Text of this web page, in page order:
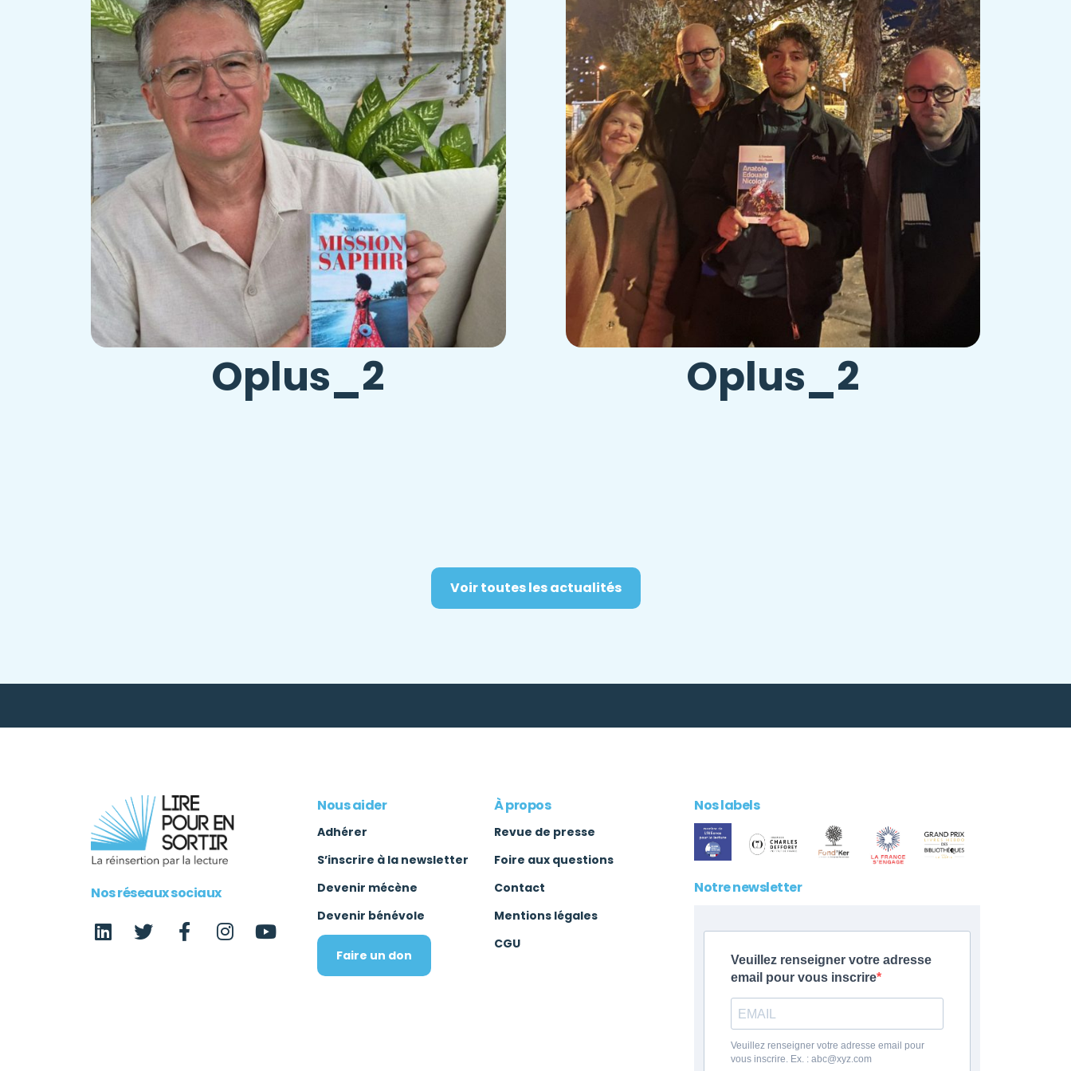
Oplus_2 Oplus_2
Voir toutes les actualités
Nos réseaux sociaux
Nous aider
Adhérer
S’inscrire à la newsletter
Devenir mécène
Devenir bénévole
Faire un don
À propos
Revue de presse
Foire aux questions
Contact
Mentions légales
CGU
Nos labels
Notre newsletter
Veuillez renseigner votre adresse
email pour vous inscrire
Veuillez renseigner votre adresse email pour
vous inscrire. Ex. : abc@xyz.com